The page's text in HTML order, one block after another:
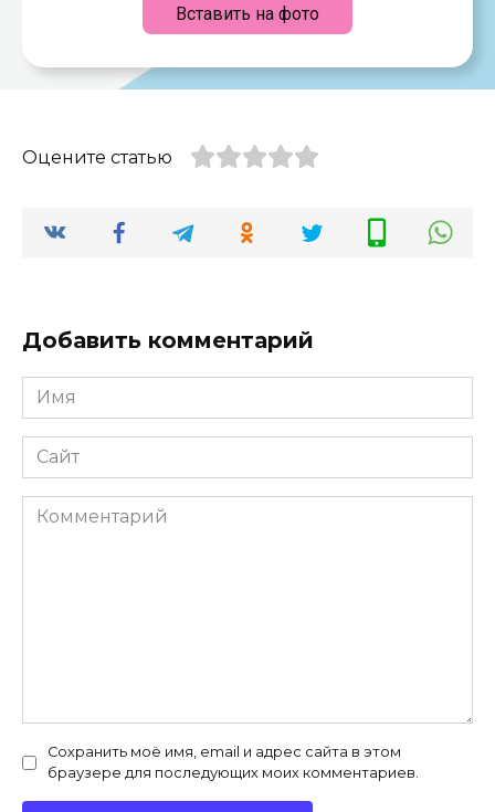
Вставить на фото
Оцените статью
Добавить комментарий
Имя
*
Сайт
Комментарий
Сохранить моё имя, email и адрес сайта в этом
браузере для последующих моих комментариев.